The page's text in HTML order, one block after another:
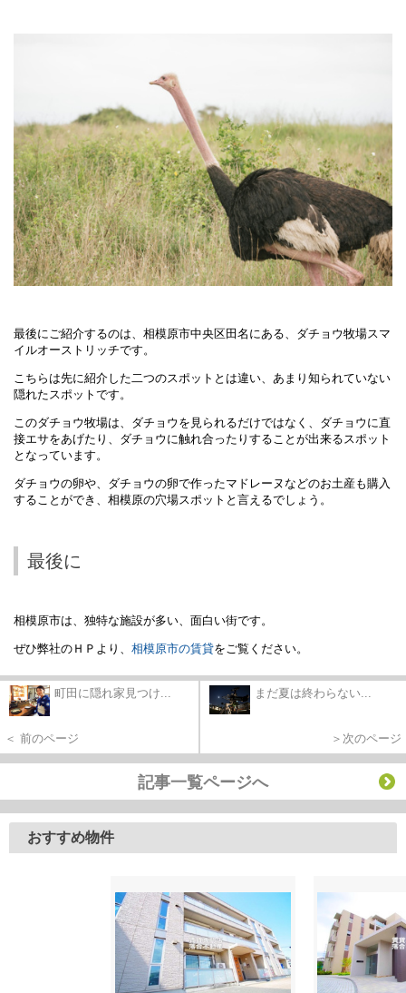
最後にご紹介するのは、相模原市中央区田名にある、ダチョウ牧場スマ
イルオーストリッチです。
こちらは先に紹介した二つのスポットとは違い、あまり知られていない
隠れたスポットです。
このダチョウ牧場は、ダチョウを見られるだけではなく、ダチョウに直
接エサをあげたり、ダチョウに触れ合ったりすることが出来るスポット
となっています。
ダチョウの卵や、ダチョウの卵で作ったマドレーヌなどのお土産も購入
することができ、相模原の穴場スポットと言えるでしょう。
最後に
相模原市は、独特な施設が多い、面白い街です。
ぜひ弊社のＨＰより、 相模原市の賃貸をご覧ください。
町田に隠れ家見つけ...
＜ 前のページ
まだ夏は終わらない...
＞次のページ
記事一覧ページへ
おすすめ物件